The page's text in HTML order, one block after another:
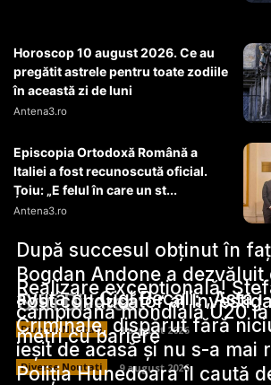
Horoscop 10 august 2026. Ce au
pregătit astrele pentru toate zodiile
în această zi de luni
Antena3.ro
Episcopia Ortodoxă Română a
Italiei a fost recunoscută oficial.
Țoiu: „E felul în care un st...
Antena3.ro
Stiri Diverse:
După succesul obținut în
Bogdan Andone a dezvăluit
avută cu Gigi Becali: „Asta
Diverse Noutati 9 august 2026
Realizare excepțională!
campioană mondială U20
metri cu bariere
Diverse Noutati 9 august 2026
Fost conducător al
Criminale, dispărut fără
ieșit de acasă și nu s-a mai
Poliția Hunedoara îl caută